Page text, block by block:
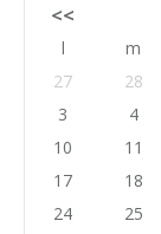
<<
l m
27
28
3
4
10
11
17
18
24
25